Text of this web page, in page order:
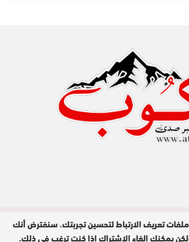
/ جميع الحقوق
تعريف الارتباط لتحسين تجربتك. سنفترض أنك
يمكنك إلغاء الاشتراك إذا كنت ترغب في ذلك.